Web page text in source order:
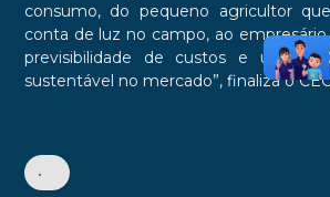
consumo, do pequeno agricultor
conta de luz no campo, ao
previsibilidade de custos e um
sustentável no mercado”, finaliza o
•